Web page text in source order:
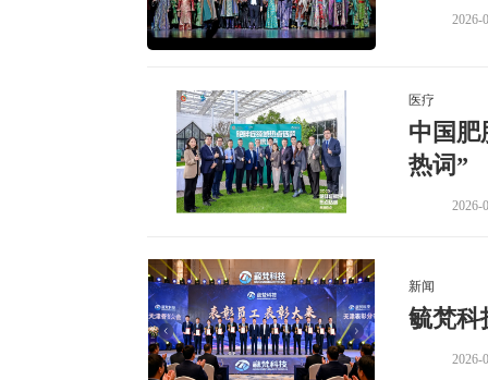
2026-
医疗
中国肥
热词”
2026-
新闻
毓梵科
2026-